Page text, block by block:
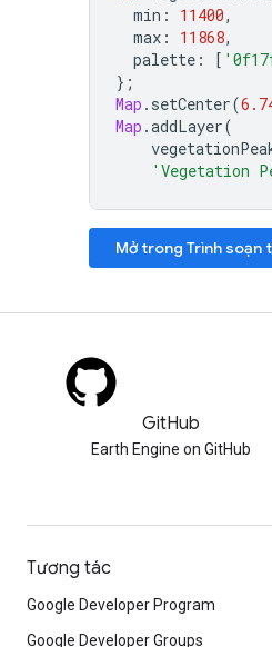
min : 11400,
max : 11868,
palette : [
};
Map . setCenter(
Map .addLayer(
'Vegetation
Mở trong Trình soạn
GitHub
Earth Engine on GitHub
Tương tác
Google Developer Program
Google Developer Groups